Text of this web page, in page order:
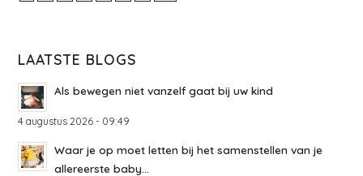
LAATSTE BLOGS
Als bewegen niet vanzelf gaat bij uw kind
4 augustus 2026 - 09:49
Waar je op moet letten bij het samenstellen van je
allereerste baby...